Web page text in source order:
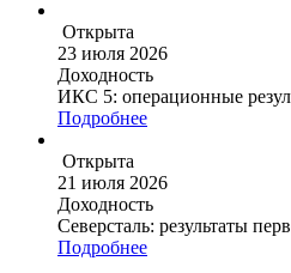
Открыта
23 июля 2026
Доходность
ИКС 5: операционные
Подробнее
Открыта
21 июля 2026
Доходность
Северсталь: результаты
Подробнее